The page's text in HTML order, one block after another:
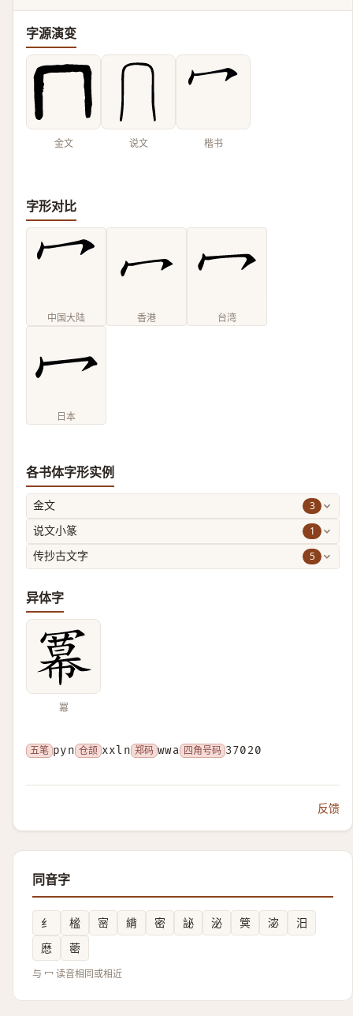
字源演变
金文 说文 楷书
字形对比
中国大陆 香港 台湾
日本
各书体字形实例
金文 3
说文小篆 1
传抄古文字 5
异体字
冪
五笔 pyn 仓颉 xxln 郑码 wwa 四角号码 37020
反馈
同音字
纟 榓 宻 䋳 密 䛑 泌 䈿 淧
汨
㦄
蔤
与 冖 读音相同或相近